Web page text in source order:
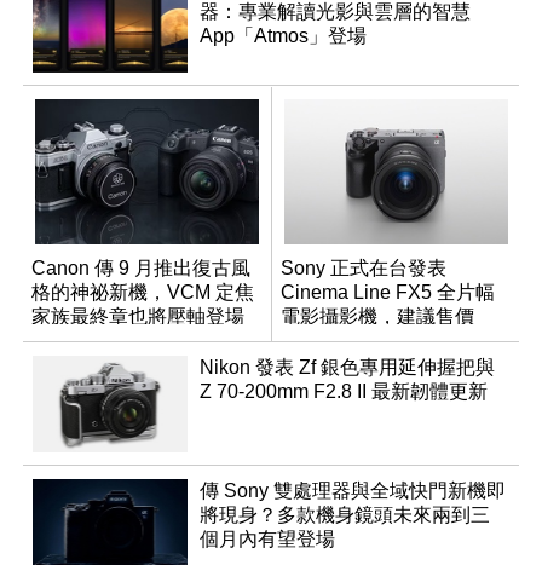
器：專業解讀光影與雲層的智慧
App「Atmos」登場
Canon 傳 9 月推出復古風
格的神祕新機，VCM 定焦
家族最終章也將壓軸登場
Sony 正式在台發表
Cinema Line FX5 全片幅
電影攝影機，建議售價
NT$144,980
Nikon 發表 Zf 銀色專用延伸握把與
Z 70-200mm F2.8 II 最新韌體更新
傳 Sony 雙處理器與全域快門新機即
將現身？多款機身鏡頭未來兩到三
個月內有望登場